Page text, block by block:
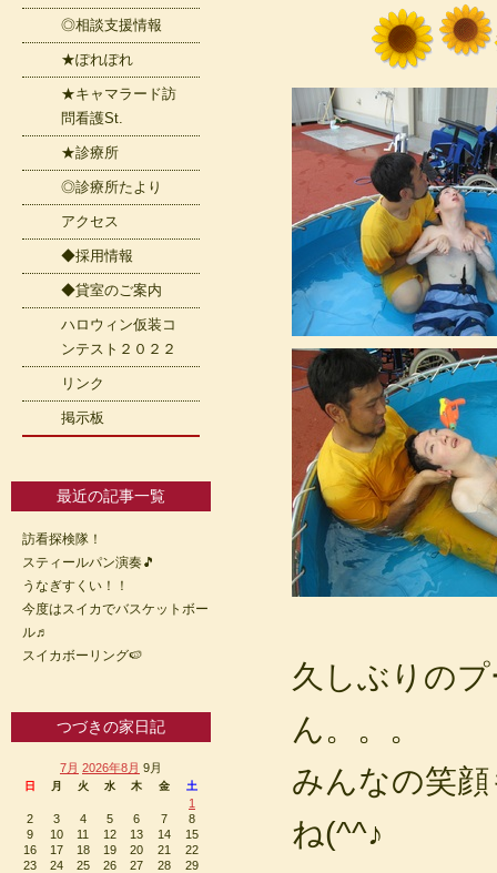
久しぶりの
ん。。。
みんなの笑
ね(^^♪
◎相談支援情報
★ぽれぽれ
★キャマラード訪
問看護St.
★診療所
◎診療所たより
アクセス
◆採用情報
◆貸室のご案内
ハロウィン仮装コ
ンテスト２０２２
リンク
掲示板
最近の記事一覧
訪看探検隊！
スティールパン演奏🎵
うなぎすくい！！
今度はスイカでバスケットボー
ル♬
スイカボーリング🍉
つづきの家日記
7月 2026年8月 9月
日 月 火 水 木 金 土
1
2
3 4 5 6 7
8
9
10 11 12 13 14
15
16
17 18 19 20 21
22
23
24 25 26 27 28
29